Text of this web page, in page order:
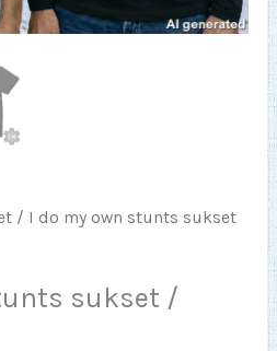
/ I do my own stunts sukset
sukset /